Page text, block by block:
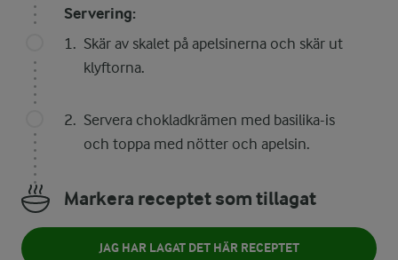
Servering:
Skär av skalet på apelsinerna och skär ut
klyftorna.
Servera chokladkrämen med basilika-is
och toppa med nötter och apelsin.
Markera receptet som tillagat
JAG HAR LAGAT DET HÄR RECEPTET